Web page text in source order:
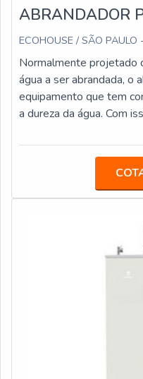
ABRANDADOR
ECOHOUSE / SÃO PAULO
Normalmente projetado
água a ser abrandada, o
equipamento que tem
a dureza da água. Com
magnésio, que, por
SOBRE O
abrandador de água, é
no ciclo sódico, que é
componentes pelo